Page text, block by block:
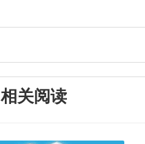
相关阅读